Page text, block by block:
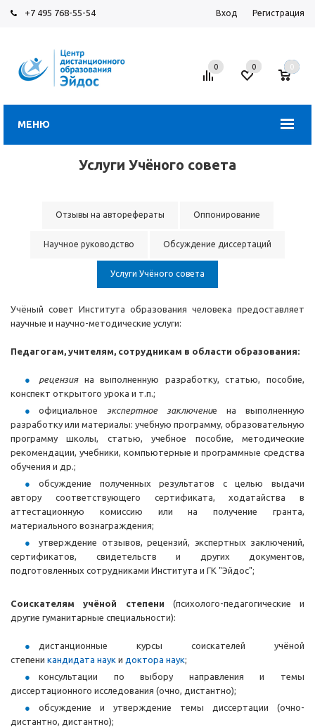
+7 495 768-55-54 Вход Регистрация
МЕНЮ
0 0 0
Услуги Учёного совета
Отзывы на авторефераты Оппонирование
Научное руководство Обсуждение диссертаций
Услуги Учёного совета
Учёный совет Института образования человека предоставляет
научные и научно-методические услуги:
Педагогам, учителям, сотрудникам в области образования:
рецензияна выполненную разработку, статью, пособие,
конспект открытого урока и т.п.;
официальное экспертное заключение на выполненную
разработку или материалы: учебную программу, образовательную
программу школы, статью, учебное пособие, методические
рекомендации, учебники, компьютерные и программные средства
обучения и др.;
обсуждение полученных результатов с целью выдачи
автору соответствующего сертификата, ходатайства в
аттестационную комиссию или на получение гранта,
материального вознаграждения;
утверждение отзывов, рецензий, экспертных заключений,
сертификатов, свидетельств и других документов,
подготовленных сотрудниками Института и ГК "Эйдос";
Соискателям учёной степени (психолого-педагогические и
другие гуманитарные специальности):
дистанционные курсы соискателей учёной
степени кандидата наук и доктора наук;
консультации по выбору направления и темы
диссертационного исследования (очно, дистантно);
обсуждение и утверждение темы диссертации (очно-
дистантно, дистантно);